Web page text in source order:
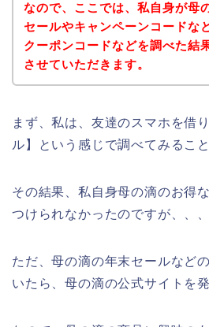
なので、ここでは、私自身が母
セールやキャンペーンコードな
クーポンコードなどを調べた結
させていただきます。
まず、私は、友達のスマホを借
ル】という感じで調べてみるこ
その結果、私自身母の滴のお得
つけられなかったのですが、、、
ただ、母の滴の年末セールなど
いたら、母の滴の公式サイトを